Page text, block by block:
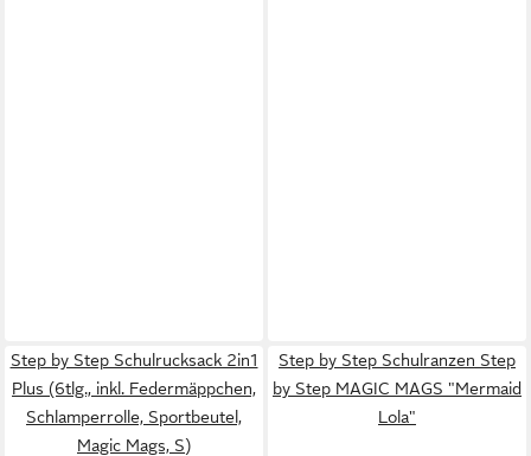
Step by Step Schulrucksack 2in1
Plus (6tlg., inkl. Federmäppchen,
Schlamperrolle, Sportbeutel,
Magic Mags, S)
Step by Step Schulranzen Step
by Step MAGIC MAGS "Mermaid
Lola"